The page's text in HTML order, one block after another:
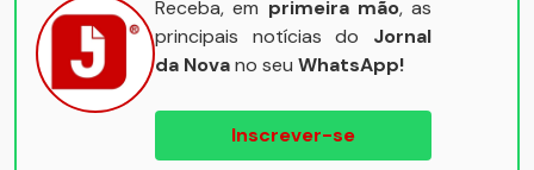
Receba, em primeira mão, as
principais notícias do Jornal
da Novano seu WhatsApp!
Inscrever-se